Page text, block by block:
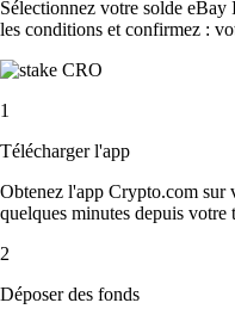
Sélectionnez votre solde
les conditions et confirmez :
1
Télécharger l'app
Obtenez l'app Crypto.com sur
quelques minutes depuis votre
2
Déposer des fonds